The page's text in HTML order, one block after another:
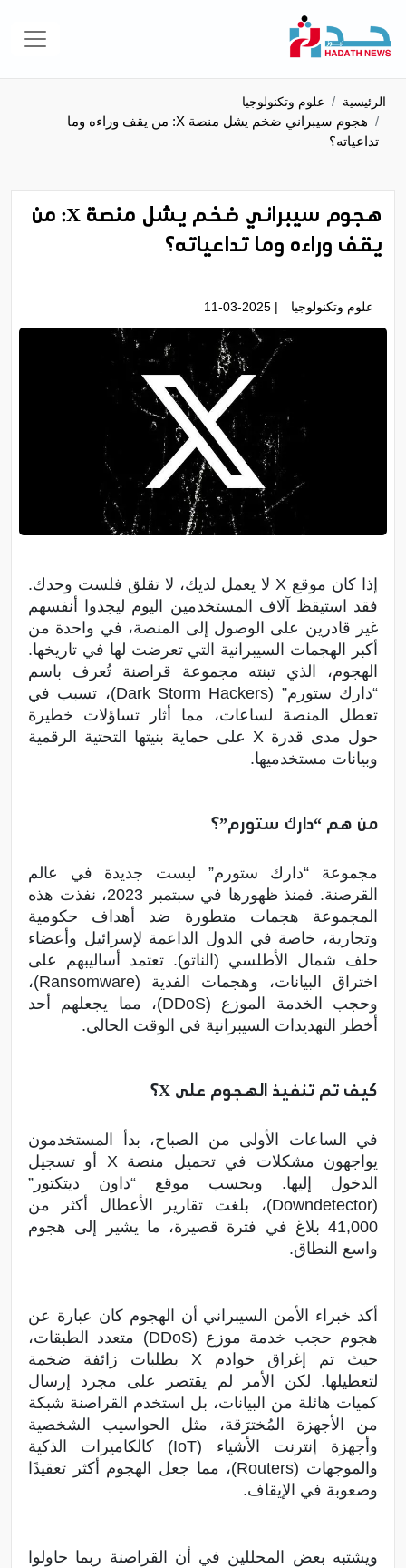
الرئيسية علوم وتكنولوجيا
هجوم سيبراني ضخم يشل منصة X: من يقف وراءه وما
تداعياته؟
هجوم سيبراني ضخم يشل منصة X: من
يقف وراءه وما تداعياته؟
علوم وتكنولوجيا | 11-03-2025
إذا كان موقع X لا يعمل لديك، لا تقلق فلست وحدك.
فقد استيقظ آلاف المستخدمين اليوم ليجدوا أنفسهم
غير قادرين على الوصول إلى المنصة، في واحدة من
أكبر الهجمات السيبرانية التي تعرضت لها في تاريخها.
الهجوم، الذي تبنته مجموعة قراصنة تُعرف باسم
“دارك ستورم” (Dark Storm Hackers)، تسبب في
تعطل المنصة لساعات، مما أثار تساؤلات خطيرة
حول مدى قدرة X على حماية بنيتها التحتية الرقمية
وبيانات مستخدميها.
من هم “دارك ستورم”؟
مجموعة “دارك ستورم” ليست جديدة في عالم
القرصنة. فمنذ ظهورها في سبتمبر 2023، نفذت هذه
المجموعة هجمات متطورة ضد أهداف حكومية
وتجارية، خاصة في الدول الداعمة لإسرائيل وأعضاء
حلف شمال الأطلسي (الناتو). تعتمد أساليبهم على
اختراق البيانات، وهجمات الفدية (Ransomware)،
وحجب الخدمة الموزع (DDoS)، مما يجعلهم أحد
أخطر التهديدات السيبرانية في الوقت الحالي.
كيف تم تنفيذ الهجوم على X؟
في الساعات الأولى من الصباح، بدأ المستخدمون
يواجهون مشكلات في تحميل منصة X أو تسجيل
الدخول إليها. وبحسب موقع “داون ديتكتور”
(Downdetector)، بلغت تقارير الأعطال أكثر من
41,000 بلاغ في فترة قصيرة، ما يشير إلى هجوم
واسع النطاق.
أكد خبراء الأمن السيبراني أن الهجوم كان عبارة عن
هجوم حجب خدمة موزع (DDoS) متعدد الطبقات،
حيث تم إغراق خوادم X بطلبات زائفة ضخمة
لتعطيلها. لكن الأمر لم يقتصر على مجرد إرسال
كميات هائلة من البيانات، بل استخدم القراصنة شبكة
من الأجهزة المُخترَقة، مثل الحواسيب الشخصية
وأجهزة إنترنت الأشياء (IoT) كالكاميرات الذكية
والموجهات (Routers)، مما جعل الهجوم أكثر تعقيدًا
وصعوبة في الإيقاف.
ويشتبه بعض المحللين في أن القراصنة ربما حاولوا